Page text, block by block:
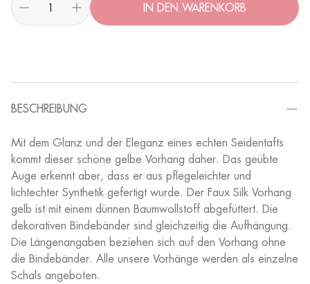
IN DEN WARENKORB
BESCHREIBUNG
Mit dem Glanz und der Eleganz eines echten Seidentafts
kommt dieser schöne gelbe Vorhang daher. Das geübte
Auge erkennt aber, dass er aus pflegeleichter und
lichtechter Synthetik gefertigt wurde. Der Faux Silk Vorhang
gelb ist mit einem dünnen Baumwollstoff abgefüttert. Die
dekorativen Bindebänder sind gleichzeitig die Aufhängung.
Die Längenangaben beziehen sich auf den Vorhang ohne
die Bindebänder. Alle unsere Vorhänge werden als einzelne
Schals angeboten.